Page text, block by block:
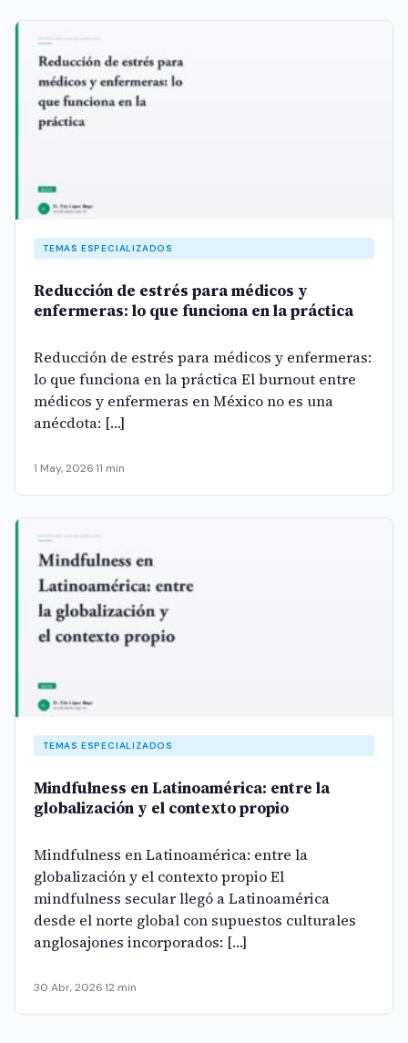
TEMAS ESPECIALIZADOS
Reducción de estrés para médicos y
enfermeras: lo que funciona en la práctica
Reducción de estrés para médicos y enfermeras:
lo que funciona en la práctica El burnout entre
médicos y enfermeras en México no es una
anécdota: […]
1 May, 202611 min
TEMAS ESPECIALIZADOS
Mindfulness en Latinoamérica: entre la
globalización y el contexto propio
Mindfulness en Latinoamérica: entre la
globalización y el contexto propio El
mindfulness secular llegó a Latinoamérica
desde el norte global con supuestos culturales
anglosajones incorporados: […]
30 Abr, 202612 min